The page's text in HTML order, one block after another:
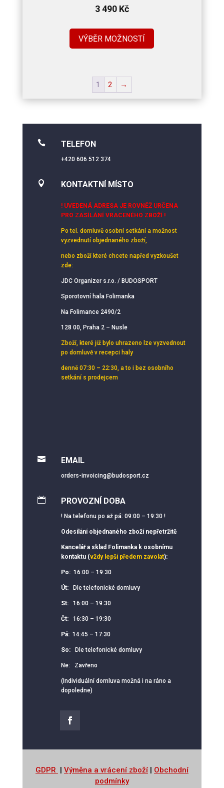
3 490 Kč
VÝBĚR MOŽNOSTÍ
1 2 →
 TELEFON
+420 606 512 374
 KONTAKTNÍ MÍSTO
! UVEDENÁ ADRESA JE ROVNĚŽ URČENA
PRO ZASÍLÁNÍ VRACENÉHO ZBOŽÍ !
Po tel. domluvě osobní setkánía možnost
vyzvednutí objednaného zboží,
nebo zboží které chcete napřed vyzkoušet
zde:
JDC Organizer s.r.o. / BUDOSPORT
Sporotovní hala Folimanka
Na Folimance 2490/2
128 00, Praha 2 – Nusle
Zboží, které již bylo uhrazeno lze vyzvednout
po domluvě v recepci haly
denně 07:30 – 22:30, a to i bez osobního
setkání s prodejcem
 EMAIL
orders-invoicing@budosport.cz
 PROVOZNÍ DOBA
! Na telefonu po až pá: 09:00 – 19:30 !
Odesílání objednaného zboží nepřetržitě
Kancelář a sklad Folimanka k osobnímu
kontaktu (vždy lepší předem zavolat):
Po: 16:00 – 19:30
Út:Dle telefonické domluvy
St: 16:00 – 19:30
Čt: 16:30 – 19:30
Pá:14:45 – 17:30
So: Dle telefonické domluvy
Ne: Zavřeno
(Individuální domluva možná i na ráno a
dopoledne)
GDPR | Výměna a vrácení zboží| Obchodní
podmínky